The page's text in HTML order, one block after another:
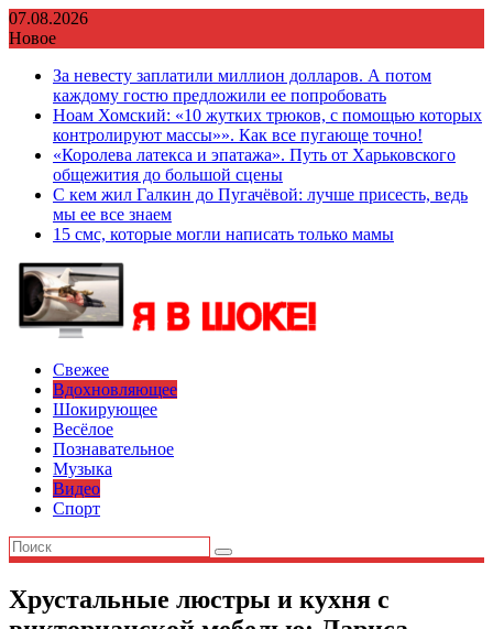
Перейти
к
07.08.2026
Новое
За невесту заплатили миллион долларов. А потом
каждому гостю предложили ее попробовать
Ноам Хомский: «10 жутких трюков, с помощью которых
контролируют массы»». Как все пугающе точно!
«Королева латекса и эпатажа». Путь от Харьковского
общежития до большой сцены
С кем жил Галкин до Пугачёвой: лучше присесть, ведь
мы ее все знаем
15 смс, которые могли написать только мамы
Свежее
Вдохновляющее
Шокирующее
Весёлое
Познавательное
Музыка
Видео
Спорт
Хрустальные люстры и кухня с